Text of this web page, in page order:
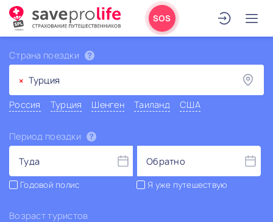
SOS
Страна поездки
× Турция
Россия Турция Шенген Таиланд США
Период поездки
Туда Обратно
Годовой полис Я уже путешествую
Возраст туристов